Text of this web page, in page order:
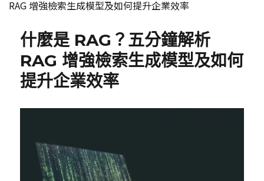
RAG 增強檢索生成模型及如何提升企業效率
什麼是 RAG？五分鐘解析
RAG 增強檢索生成模型及如何
提升企業效率